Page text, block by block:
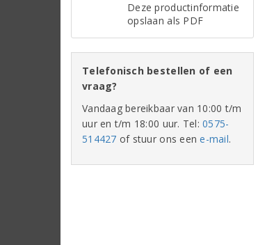
Deze productinformatie
opslaan als PDF
Telefonisch bestellen of een
vraag?
Vandaag bereikbaar van 10:00 t/m
uur en t/m 18:00 uur. Tel:0575-
514427 of stuur ons eene-mail.